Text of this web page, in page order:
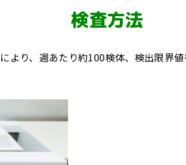
検査方法
り、週あたり約100検体、検出限界